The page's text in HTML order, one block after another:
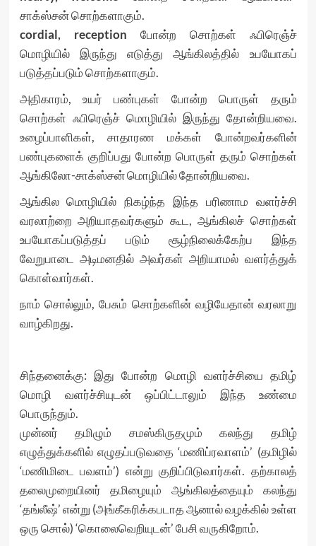
சாக்ஸ்சன் சொற்களாகும்.
cordial, reception போன்ற சொற்கள் ஃபிரெஞ்ச்
மொழியில் இருந்து எடுத்து ஆங்கிலத்தில் உபயோகப்
படுத்தப்படும் சொற்களாகும்.
அதிகாரம், உயர் பண்புகள் போன்ற பொருள் தரும்
சொற்கள் ஃபிரெஞ்ச் மொழியில் இருந்து தோன்றியவை.
உழைப்பாளிகள், சாதாரண மக்கள் போன்றவர்களின்
பண்புகளைக் குறிப்பது போன்ற பொருள் தரும் சொற்கள்
ஆங்கிலோ-சாக்ஸ்சன் மொழியில் தோன்றியவை.
ஆங்கில மொழியில் நிகழ்ந்த இந்த பரிணாம வளர்ச்சி
வரலாற்றை அறியாதவர்களும் கூட, ஆங்கிலச் சொற்கள்
உபயோகப்படுத்தப் படும் சூழ்நிலைக்கேற்ப இந்த
வேறுபாடை அடிமனதில் அவர்கள் அறியாமல் வளர்த்துக்
கொள்வார்கள்.
நாம் சொல்லும், பேசும் சொற்களின் வழியேதான் வரலாறு
வாழ்கிறது.
சிந்தனைக்கு: இது போன்ற மொழி வளர்ச்சியை தமிழ்
மொழி வளர்ச்சியுடன் ஒப்பிட்டாலும் இந்த உண்மை
பொருந்தும்.
முன்னர் தமிழும் சமஸ்கிருதமும் கலந்து தமிழ்
எழுத்துக்களில் எழுதப்படுவதை ‘மணிப்ரவாளம்’ (தமிழில்
‘மணிமிடை பவளம்’) என்று குறிப்பிடுவார்கள். தற்காலத்
தலைமுறையினர் தமிழையும் ஆங்கிலத்தையும் கலந்து
‘தங்லீஷ்’ என்று (அங்கீகரிக்கபடாத ஆனால் வழக்கில் உள்ள
ஒரு சொல்) ‘கொலைவெறியுடன்’ பேசி வருகிறோம்.